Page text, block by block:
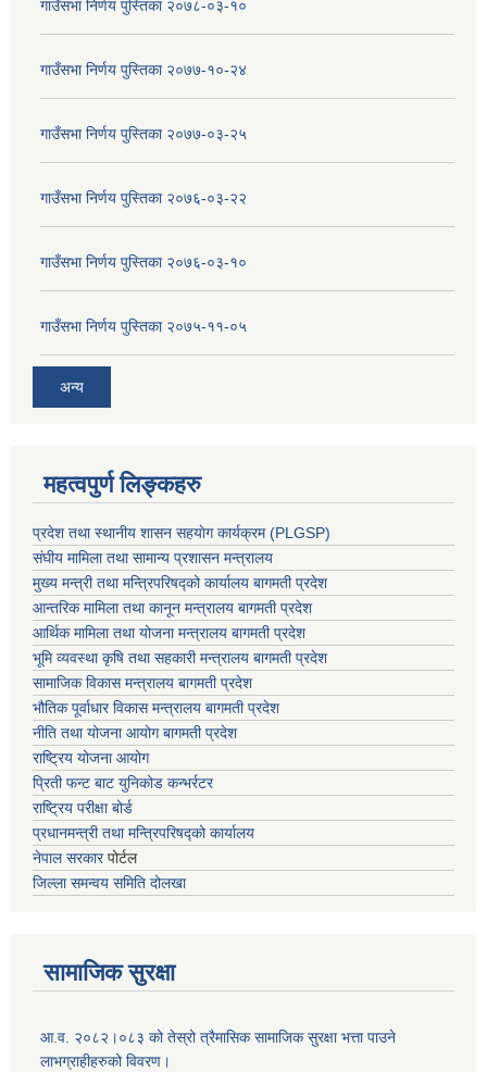
गाउँसभा निर्णय पुस्तिका २०७८-०३-१०
गाउँसभा निर्णय पुस्तिका २०७७-१०-२४
गाउँसभा निर्णय पुस्तिका २०७७-०३-२५
गाउँसभा निर्णय पुस्तिका २०७६-०३-२२
गाउँसभा निर्णय पुस्तिका २०७६-०३-१०
गाउँसभा निर्णय पुस्तिका २०७५-११-०५
अन्य
महत्वपुर्ण लिङ्कहरु
प्रदेश तथा स्थानीय शासन सहयाेग कार्यक्रम (PLGSP)
संघीय मामिला तथा सामान्य प्रशासन मन्त्रालय
मुख्य मन्त्री तथा मन्त्रिपरिषद्को कार्यालय बागमती प्रदेश
आन्तरिक मामिला तथा कानून मन्त्रालय बागमती प्रदेश
आर्थिक मामिला तथा योजना मन्त्रालय बागमती प्रदेश
भूमि व्यवस्था कृषि तथा सहकारी मन्त्रालय बागमती प्रदेश
सामाजिक विकास मन्त्रालय बागमती प्रदेश
भौतिक पूर्वाधार विकास मन्त्रालय बागमती प्रदेश
नीति तथा योजना आयोग बागमती प्रदेश
राष्ट्रिय योजना आयोग
प्रिती फन्ट बाट युनिकोड कन्भर्रटर
राष्ट्रिय परीक्षा बोर्ड
प्रधानमन्त्री तथा मन्त्रिपरिषद्को कार्यालय
नेपाल सरकारपोर्टल
जिल्ला समन्वय समिति दोलखा
सामाजिक सुरक्षा
आ.व. २०८२।०८३ को तेस्रो त्रैमासिक सामाजिक सुरक्षा भत्ता पाउने
लाभग्राहीहरुको विवरण।